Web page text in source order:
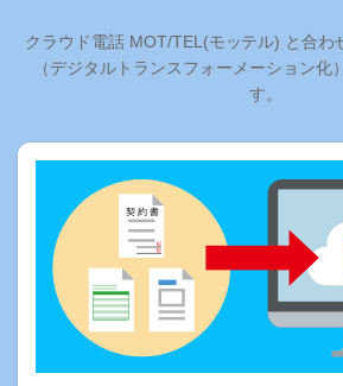
クラウド電話 MOT/TEL(モッテル) と合わ
（デジタルトランスフォーメーション化
す。